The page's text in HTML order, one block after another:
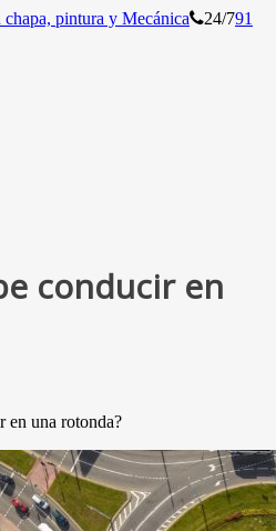
24/791
conducir en
en una rotonda?